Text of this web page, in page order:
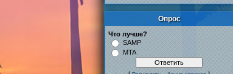
Опрос
Что лучше?
SAMP
MTA